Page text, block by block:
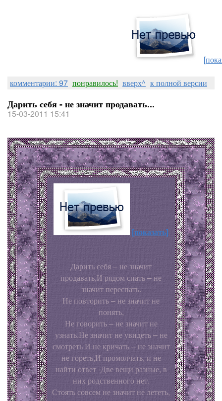
комментарии: 97 понравилось! вверх^ к полной версии
Дарить себя - не значит продавать...
15-03-2011 15:41
[показать]
Дарить себя – не значит
продавать,И рядом спать – не
значит переспать.
Не повторить – не значит не
понять,
Не говорить – не значит не
узнать.Не значит не увидеть – не
смотреть И не кричать – не значит
не гореть,И промолчать, и не
найти ответ -Две вещи разные, в
них родственного нет.
Стоять совсем не значит не лететь,